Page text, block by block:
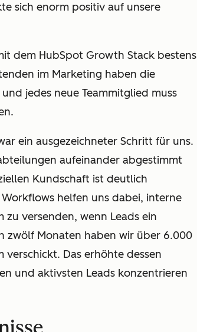
sich enorm positiv auf unsere
dem HubSpot Growth Stack bestens
im Marketing haben die
jedes neue Teammitglied muss
ein ausgezeichneter Schritt für uns.
aufeinander abgestimmt
Kundschaft ist deutlich
helfen uns dabei, interne
versenden, wenn Leads ein
zwölf Monaten haben wir über 6.000
Das erhöhte dessen
und aktivsten Leads konzentrieren